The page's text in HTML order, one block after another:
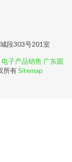
段303号201室
电子产品销售 广东圆
所有Sitemap